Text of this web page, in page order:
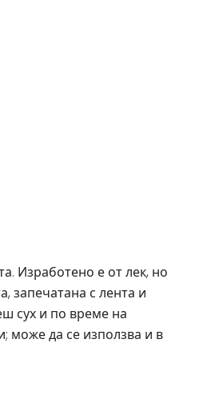
Изработено е от лек, но
запечатана с лента и
сух и по време на
може да се използва и в